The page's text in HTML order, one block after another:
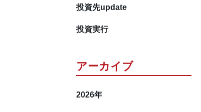
投資先update
投資実行
アーカイブ
2026年